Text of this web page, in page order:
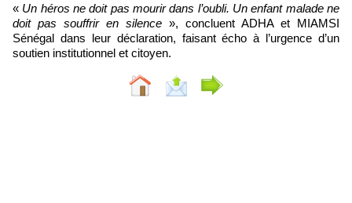
« Un héros ne doit pas mourir dans l’oubli. Un enfant malade ne
doit pas souffrir en silence », concluent ADHA et MIAMSI
Sénégal dans leur déclaration, faisant écho à l’urgence d’un
soutien institutionnel et citoyen.